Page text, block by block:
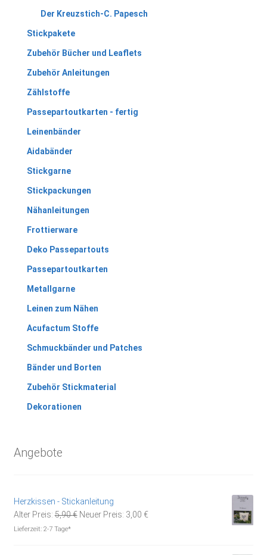
Der Kreuzstich-C. Papesch
Stickpakete
Zubehör Bücher und Leaflets
Zubehör Anleitungen
Zählstoffe
Passepartoutkarten - fertig
Leinenbänder
Aidabänder
Stickgarne
Stickpackungen
Nähanleitungen
Frottierware
Deko Passepartouts
Passepartoutkarten
Metallgarne
Leinen zum Nähen
Acufactum Stoffe
Schmuckbänder und Patches
Bänder und Borten
Zubehör Stickmaterial
Dekorationen
Angebote
Herzkissen - Stickanleitung
Alter Preis: 5,90€ Ursprünglicher
Neuer Preis: 3,00 €Aktueller
Lieferzeit: 2-7 Tage*